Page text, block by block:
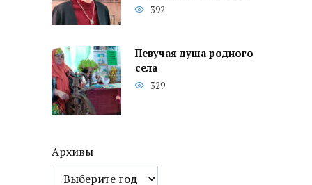
392
Певучая душа родного
села
329
Архивы